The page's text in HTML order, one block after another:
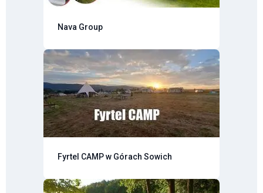
Nava Group
Fyrtel CAMP w Górach Sowich